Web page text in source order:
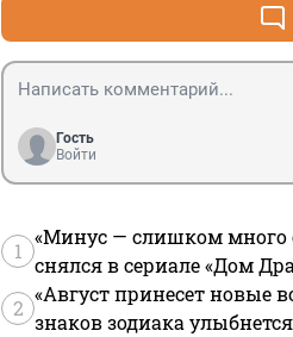
Гость
Войти
1
«Минус — слишком много
снялся в сериале «Дом
2
«Август принесет новые
знаков зодиака